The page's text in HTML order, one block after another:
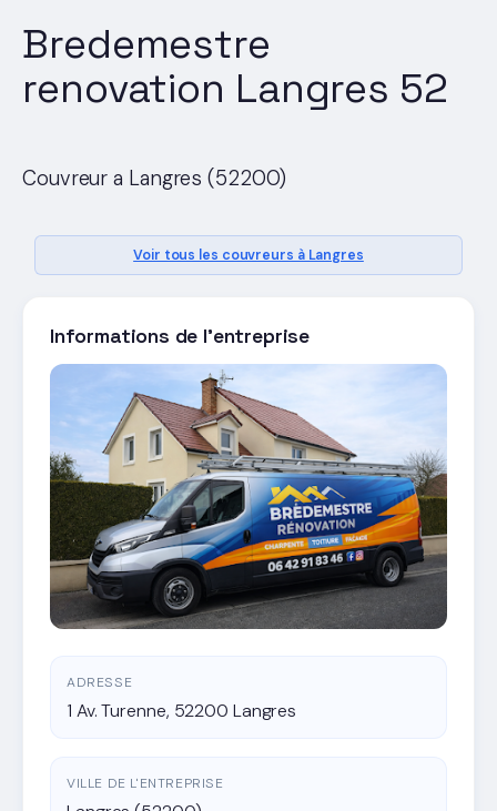
Bredemestre
renovation Langres 52
Couvreur a Langres (52200)
Voir tous les couvreurs à Langres
Informations de l'entreprise
ADRESSE
1 Av. Turenne, 52200 Langres
VILLE DE L'ENTREPRISE